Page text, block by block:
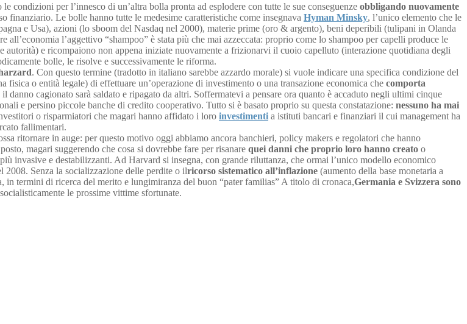
condizioni per l’innesco di un’altra bolla pronta ad esplodere con tutte le sue conseguenze obbligando nuovamente
finanziario. Le bolle hanno tutte le medesime caratteristiche come insegnava Hyman Minsky, l’unico elemento che le
e Usa), azioni (lo sboom del Nasdaq nel 2000), materie prime (oro & argento), beni deperibili (tulipani in Olanda
l’aggettivo “shampoo” è stata più che mai azzeccata: proprio come lo shampoo per capelli produce le
autorità) e ricompaiono non appena iniziate nuovamente a frizionarvi il cuoio capelluto (interazione quotidiana degli
bolle, le risolve e successivamente le riforma.
. Con questo termine (tradotto in italiano sarebbe azzardo morale) si vuole indicare una specifica condizione del
o entità legale) di effettuare un’operazione di investimento o una transazione economica che comporta
danno cagionato sarà saldato e ripagato da altri. Soffermatevi a pensare ora quanto è accaduto negli ultimi cinque
e persino piccole banche di credito cooperativo. Tutto si è basato proprio su questa constatazione: nessuno ha mai
o risparmiatori che magari hanno affidato i loro investimenti a istituti bancari e finanziari il cui management ha
fallimentari.
ritornare in auge: per questo motivo oggi abbiamo ancora banchieri, policy makers e regolatori che hanno
magari suggerendo che cosa si dovrebbe fare per risanare quei danni che proprio loro hanno creato o
invasive e destabilizzanti. Ad Harvard si insegna, con grande riluttanza, che ormai l’unico modello economico
Senza la socializzazione delle perdite o ilricorso sistematico all’inflazione (aumento della base monetaria a
termini di ricerca del merito e lungimiranza del buon “pater familias” A titolo di cronaca,Germania e Svizzera sono
le prossime vittime sfortunate.